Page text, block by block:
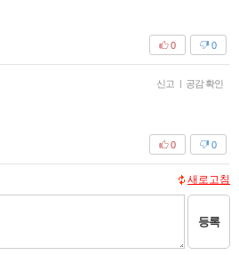
0
0
신고 | 공감 확인
0
0
새로고침
등록